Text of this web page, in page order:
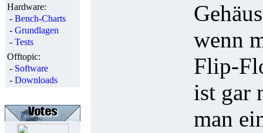
Hardware:
- Bench-Charts
- Grundlagen
- Tests
Offtopic:
- Software
- Downloads
wenn
Flip-
ist gar
man